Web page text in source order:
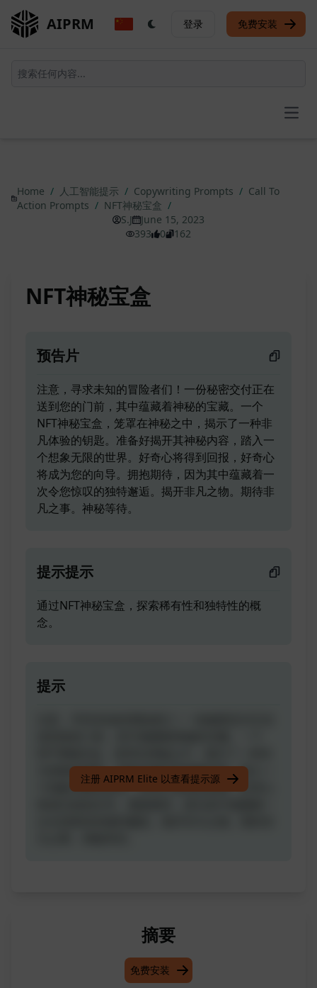
AIPRM 登录 免费安装
Home / 人工智能提示 / Copywriting Prompts / Call To
Action Prompts / NFT神秘宝盒 /
S.J
June 15, 2023
393
0 162
NFT神秘宝盒
预告片
注意，寻求未知的冒险者们！一份秘密交付正在
送到您的门前，其中蕴藏着神秘的宝藏。一个
NFT神秘宝盒，笼罩在神秘之中，揭示了一种非
凡体验的钥匙。准备好揭开其神秘内容，踏入一
个想象无限的世界。好奇心将得到回报，好奇心
将成为您的向导。拥抱期待，因为其中蕴藏着一
次令您惊叹的独特邂逅。揭开非凡之物。期待非
凡之事。神秘等待。
提示提示
通过NFT神秘宝盒，探索稀有性和独特性的概
念。
提示
凡体验的钥匙。准备好揭开其神秘内容，踏入一
个想象无限的世界。好奇心将得到回报，好奇心
注册 AIPRM Elite 以查看提示源
摘要
免费安装